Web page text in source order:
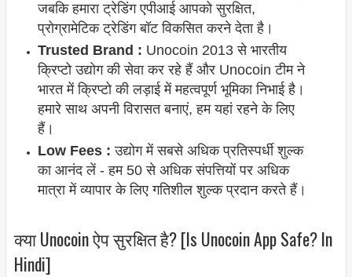
जबकि हमारा ट्रेडिंग एपीआई आपको सुरक्षित,
प्रोग्रामेटिक ट्रेडिंग बॉट विकसित करने देता है।
Trusted Brand : Unocoin 2013 से भारतीय
क्रिप्टो उद्योग की सेवा कर रहे हैं और Unocoin टीम ने
भारत में क्रिप्टो की लड़ाई में महत्वपूर्ण भूमिका निभाई है।
हमारे साथ अपनी विरासत बनाएं, हम यहां रहने के लिए
हैं।
Low Fees : उद्योग में सबसे अधिक प्रतिस्पर्धी शुल्क
का आनंद लें - हम 50 से अधिक संपत्तियों पर अधिक
मात्रा में व्यापार के लिए गतिशील शुल्क प्रदान करते हैं।
क्या Unocoin ऐप सुरक्षित है? [Is Unocoin App Safe? In
Hindi]